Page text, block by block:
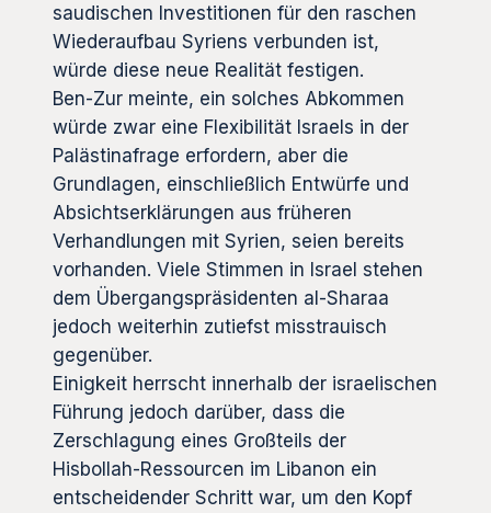
saudischen Investitionen für den raschen
Wiederaufbau Syriens verbunden ist,
würde diese neue Realität festigen.
Ben-Zur meinte, ein solches Abkommen
würde zwar eine Flexibilität Israels in der
Palästinafrage erfordern, aber die
Grundlagen, einschließlich Entwürfe und
Absichtserklärungen aus früheren
Verhandlungen mit Syrien, seien bereits
vorhanden. Viele Stimmen in Israel stehen
dem Übergangspräsidenten al-Sharaa
jedoch weiterhin zutiefst misstrauisch
gegenüber.
Einigkeit herrscht innerhalb der israelischen
Führung jedoch darüber, dass die
Zerschlagung eines Großteils der
Hisbollah-Ressourcen im Libanon ein
entscheidender Schritt war, um den Kopf